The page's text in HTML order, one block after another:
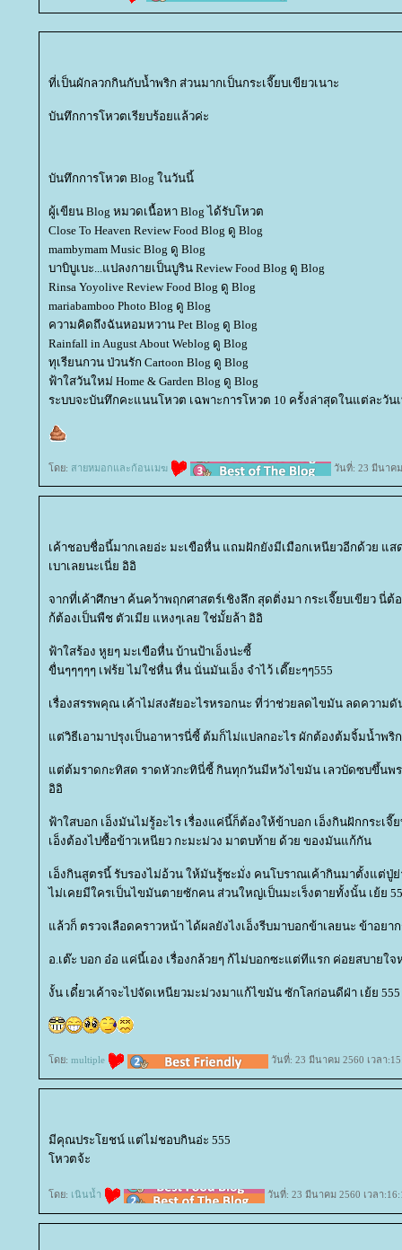
ที่เป็นผักลวกกินกับน้ำพริก ส่วนมากเป็นกระเจี๊ยบเขียวเนาะ
บันทึกการโหวตเรียบร้อยแล้วค่ะ
บันทึกการโหวต Blog ในวันนี้
ผู้เขียน Blog หมวดเนื้อหา Blog ได้รับโหวต
Close To Heaven Review Food Blog ดู Blog
mambymam Music Blog ดู Blog
บาบิบูเบะ...แปลงกายเป็นบูริน Review Food Blog ดู Blog
Rinsa Yoyolive Review Food Blog ดู Blog
mariabamboo Photo Blog ดู Blog
ความคิดถึงฉันหอมหวาน Pet Blog ดู Blog
Rainfall in August About Weblog ดู Blog
ทุเรียนกวน ป่วนรัก Cartoon Blog ดู Blog
ฟ้าใสวันใหม่ Home & Garden Blog ดู Blog
ระบบจะบันทึกคะแนนโหวต เฉพาะการโหวต 10 ครั้งล่าสุดในแต่ละวัน
ดย: สายหมอกและก้อนเมฆ วันที่: 23 มีนาคม
เค้าชอบชื่อนี้มากเลยอ่ะ มะเขือหื่น แถมฝักยังมีเมือกเหนียวอีกด้วย แส
เบาเลยนะเนี่ย อิอิ
จากที่เค้าศึกษา ค้นคว้าพฤกศาสตร์เชิงลึก สุดติ่งมา กระเจี๊ยบเขียว นี่ต้
ก้ต้องเป็นพืช ตัวเมีย แหงๆเลย ใช่มั้ยล้า อิอิ
ฟ้าใสร้อง หูยๆ มะเขือหื่น บ้านป้าเอ็งน่ะซี้
ขื่นๆๆๆๆๆ เฟร้ย ไม่ใช่หื่น หื่น นั่นมันเอ็ง จำไว้ เดี๊ยะๆๆ555
เรื่องสรรพคุณ เค้าไม่สงสัยอะไรหรอกนะ ที่ว่าช่วยลดไขมัน ลดความดั
ต่วิธีเอามาปรุงเป็นอาหารนี่ซี้ ต้มก็ไม่แปลกอะไร ผักต้องต้มจิ้มน้ำพริ
ต่ต้มราดกะทิสด ราดหัวกะทินี่ซี้ กินทุกวันมีหวังไขมัน เลวบัดซบขึ้นพ
อิอิ
ฟ้าใสบอก เอ็งมันไม่รู้อะไร เรื่องแค่นี้ก็ต้องให้ข้าบอก เอ็งกินฝักกระเจี๊
เอ็งต้องไปซื้อข้าวเหนียว กะมะม่วง มาตบท้าย ด้วย ของมันแก้กัน
เอ็งกินสูตรนี้ รับรองไม่อ้วน ให้มันรู้ซะมั่ง คนโบราณเค้ากินมาตั้งแต่ปู่
ไม่เคยมีใครเป็นไขมันตายซักคน ส่วนใหญ่เป็นมะเร็งตายทั้งนั้น เย้ย
ล้วก็ ตรวจเลือดคราวหน้า ได้ผลยังไงเอ็งรีบมาบอกข้าเลยนะ ข้าอยา
อ.เต๊ะ บอก อ๋อ แค่นี้เอง เรื่องกล้วยๆ ก้ไม่บอกซะแต่ทีแรก ค่อยสบายใ
งั้น เดี๋ยวเค้าจะไปจัดเหนียวมะม่วงมาแก้ไขมัน ซักโลก่อนดีฝ่า เย้ย 555
ดย: multiple วันที่: 23 มีนาคม 2560 เวลา
มีคุณประโยชน์ แต่ไม่ชอบกินอ่ะ 555
หวตจ้ะ
ดย: เนินน้ำ วันที่: 23 มีนาคม 2560 เวลา